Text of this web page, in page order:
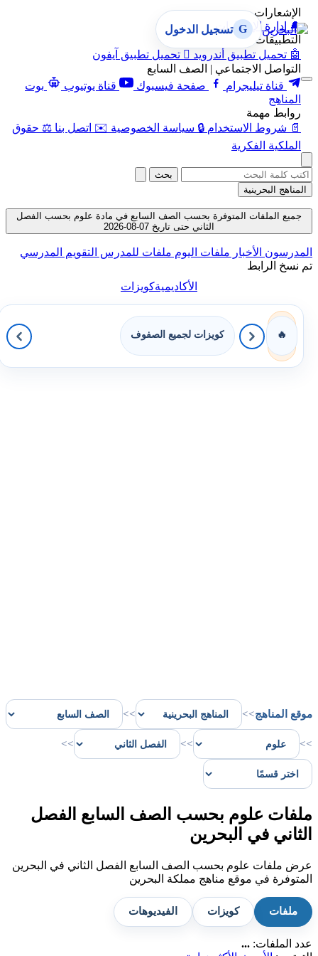
الإشعارات
🔔 إدارة الإشعارات
التطبيقات
🤖 تحميل تطبيق أندرويد  تحميل تطبيق آيفون
التواصل الاجتماعي | الصف السابع
قناة تيليجرام
صفحة فيسبوك قناة يوتيوب
بوت
المناهج
روابط مهمة
📄 شروط الاستخدام 🔒 سياسة الخصوصية ✉️ اتصل بنا ⚖️ حقوق
الملكية الفكرية
G تسجيل الدخول
بحث
المناهج البحرينية
جميع الملفات المتوفرة بحسب الصف السابع في مادة علوم بحسب الفصل
الثاني حتى تاريخ 07-08-2026
المدرسون الأخبار ملفات اليوم ملفات للمدرس التقويم المدرسي
تم نسخ الرابط
الأكاديميةكويزات
🔥 كويزات لجميع الصفوف
موقع المناهج>>
>>
>>
>>
>>
ملفات علوم بحسب الصف السابع الفصل
الثاني في البحرين
عرض ملفات علوم بحسب الصف السابع الفصل الثاني في البحرين
المتوفرة في موقع مناهج مملكة البحرين
ملفات كويزات الفيديوهات
عدد الملفات: ...